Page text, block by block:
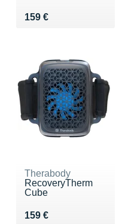
159 €
Vendu 159 €
Therabody
RecoveryTherm
Cube
159 €
Vendu 159 €